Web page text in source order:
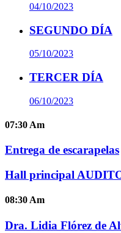
04/10/2023
SEGUNDO DÍA
05/10/2023
TERCER DÍA
06/10/2023
07:30 Am
Entrega de escarapelas
Hall principal
08:30 Am
Dra. Lidia Flórez de